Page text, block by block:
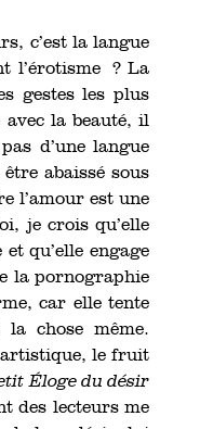
c’est la langue
l’érotisme ? La
gestes les plus
la beauté, il
d’une langue
abaissé sous
l’amour est une
je crois qu’elle
qu’elle engage
la pornographie
car elle tente
chose même.
artistique, le fruit
Éloge du désir
des lecteurs me